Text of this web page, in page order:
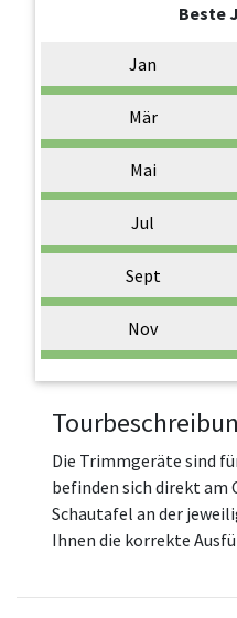
Beste
Jan
Mär
Mai
Jul
Sept
Nov
Die Trimmgeräte sind
befinden sich direkt am
Schautafel an der
Ihnen die korrekte